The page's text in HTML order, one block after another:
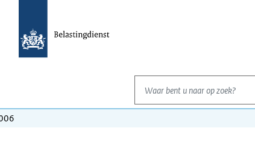
Waar bent u naar op zoek?